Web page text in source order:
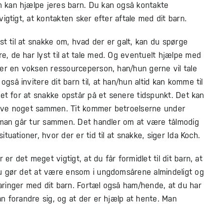
kan hjælpe jeres barn. Du kan også kontakte
at kontakten sker efter aftale med dit barn.
til at snakke om, hvad der er galt, kan du spørge
de har lyst til at tale med. Og eventuelt hjælpe med
en voksen ressourceperson, han/hun gerne vil tale
invitere dit barn til, at han/hun altid kan komme til
for at snakke opstår på et senere tidspunkt. Det kan
noget sammen. Tit kommer betroelserne under
går tur sammen. Det handler om at være tålmodig
hvor der er tid til at snakke, siger Ida Koch.
er det meget vigtigt, at du får formidlet til dit barn, at
gør det at være ensom i ungdomsårene almindeligt og
med dit barn. Fortæl også ham/hende, at du har
forandre sig, og at der er hjælp at hente. Man